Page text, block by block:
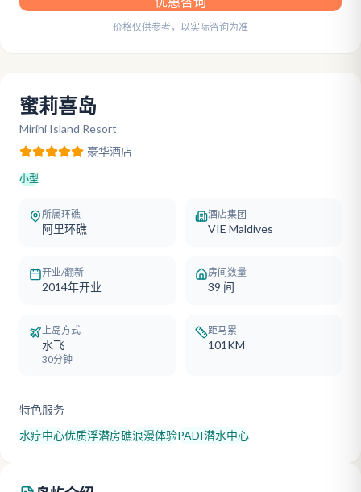
价格仅供参考，以实际咨询为准
蜜莉喜岛
Mirihi Island Resort
豪华酒店
小型
所属环礁
阿里环礁
酒店集团
VIE Maldives
开业/翻新
2014年开业
房间数量
39 间
上岛方式
水飞
30分钟
距马累
101KM
特色服务
水疗中心优质浮潜房礁浪漫体验PADI潜水中心